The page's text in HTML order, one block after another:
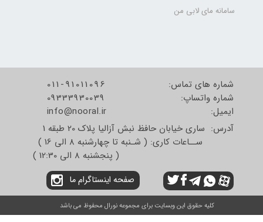
سامانه مای لابی من
شماره های تماس:
شماره واتساپ:
​​​​​​​ایمیل:
011-91011096
09333930039
info@nooral.ir
آدرس: ساری خیابان حافظ نبش آزالیا پلاک 20 طبقه 1
ســاعات کاری: ( شـنبه تا چهارشنبه 8 الی 16 )
( پنجشنبه 8 الی 12:30 )
صفحه اینستاگرام ما
کلیه حقوق این وبسایت برای مجموعه نورال محفوظ می باشد